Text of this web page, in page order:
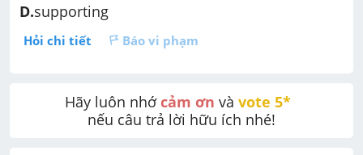
D.supporting
Hỏi chi tiết Báo vi phạm
Hãy luôn nhớ cảm ơn và vote 5*
nếu câu trả lời hữu ích nhé!